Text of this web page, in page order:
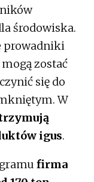
środowiska.
prowadniki
zostać
się do
W
igus.
firma